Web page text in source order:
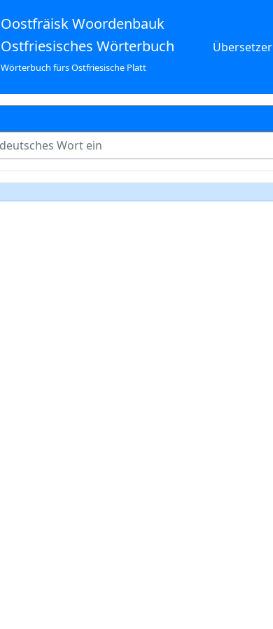
Oostfräisk Woordenbauk
Ostfriesisches Wörterbuch
Wörterbuch fürs Ostfriesische Platt
Übersetzer